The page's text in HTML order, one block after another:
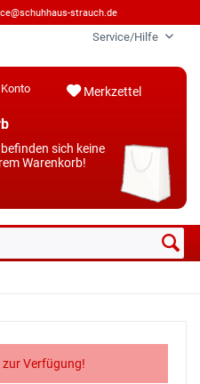
strauch.de
Service/Hilfe
Merkzettel
sich keine
Warenkorb!
zur Verfügung!